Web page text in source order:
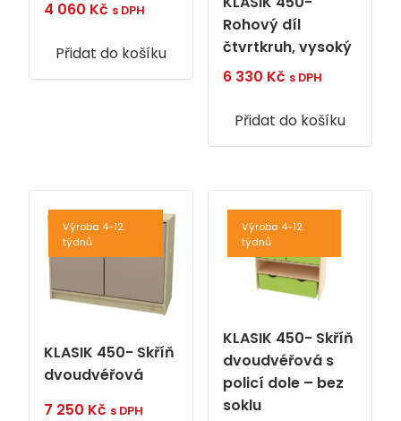
4 060 Kč s DPH
Přidat do košíku
Rohový díl
čtvrtkruh, vysoký
6 330 Kč s DPH
Přidat do košíku
Výroba 4-12.
týdnů
KLASIK 450- Skříň
dvoudvéřová
7 250 Kč s DPH
Výroba 4-12.
týdnů
KLASIK 450- Skříň
dvoudvéřová s
policí dole – bez
soklu